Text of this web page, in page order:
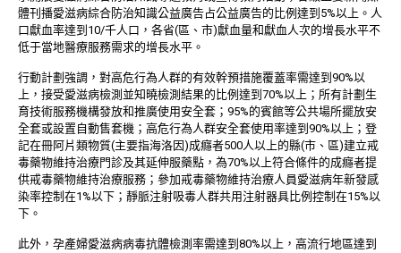
體刊播愛滋病綜合防治知識公益廣告占公益廣告的比例達到5%以上。人
口獻血率達到10/千人口，各省(區、市)獻血量和獻血人次的增長水平不
低于當地醫療服務需求的增長水平。
行動計劃強調，對高危行為人群的有效幹預措施覆蓋率需達到90%以
上，接受愛滋病檢測並知曉檢測結果的比例達到70%以上；所有計劃生
育技術服務機構發放和推廣使用安全套；95%的賓館等公共場所擺放安
全套或設置自動售套機；高危行為人群安全套使用率達到90%以上；登
記在冊阿片類物質(主要指海洛因)成癮者500人以上的縣(市、區)建立戒
毒藥物維持治療門診及其延伸服藥點，為70%以上符合條件的成癮者提
供戒毒藥物維持治療服務；參加戒毒藥物維持治療人員愛滋病年新發感
染率控制在1%以下；靜脈注射吸毒人群共用注射器具比例控制在15%以
下。
此外，孕產婦愛滋病病毒抗體檢測率需達到80%以上，高流行地區達到